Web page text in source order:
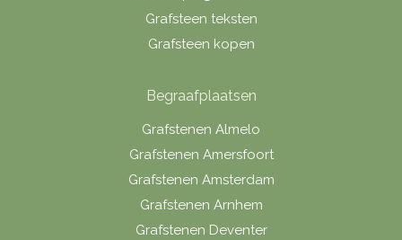
Grafsteen teksten
Grafsteen kopen
Begraafplaatsen
Grafstenen Almelo
Grafstenen Amersfoort
Grafstenen Amsterdam
Grafstenen Arnhem
Grafstenen Deventer